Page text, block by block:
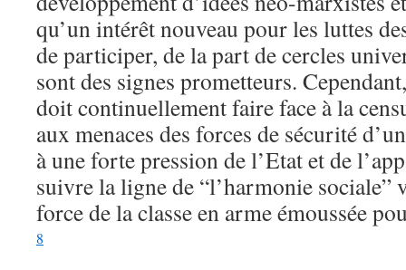
qu’un intérêt nouveau pour les luttes
de participer, de la part de cercles
sont des signes prometteurs.
doit continuellement faire face à la
aux menaces des forces de sécurité
à une forte pression de l’Etat et de
suivre la ligne de “l’harmonie sociale”
force de la classe en arme émoussée
8